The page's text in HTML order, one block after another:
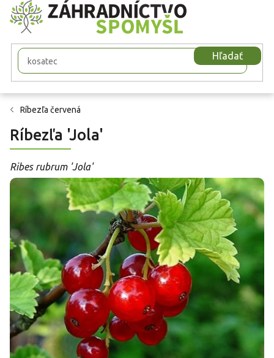
Prejsť
na
obsah
Hľadať
Ríbezľa červená
Ríbezľa 'Jola'
Ribes rubrum 'Jola'